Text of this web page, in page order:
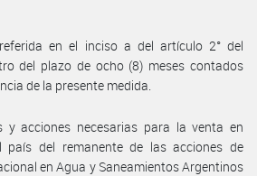
en el inciso a del artículo 2° del
del plazo de ocho (8) meses contados
de la presente medida.
y acciones necesarias para la venta en
país del remanente de las acciones de
en Agua y Saneamientos Argentinos